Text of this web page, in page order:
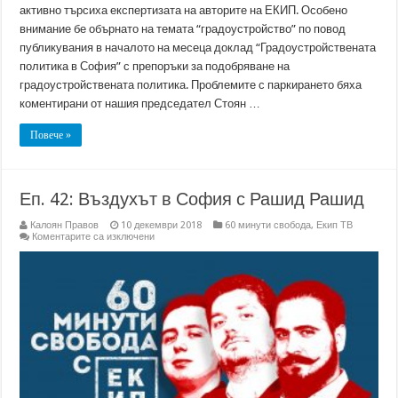
активно търсиха експертизата на авторите на ЕКИП. Особено
внимание бе обърнато на темата “градоустройство” по повод
публикувания в началото на месеца доклад “Градоустройствената
политика в София” с препоръки за подобряване на
градоустройствената политика. Проблемите с паркирането бяха
коментирани от нашия председател Стоян …
Повече »
Еп. 42: Въздухът в София с Рашид Рашид
Калоян Правов 10 декември 2018 60 минути свобода, Екип ТВ
Коментарите са изключениза
в
София
с
Рашид
Рашид